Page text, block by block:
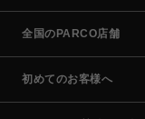
全国のPARCO店舗
初めてのお客様へ